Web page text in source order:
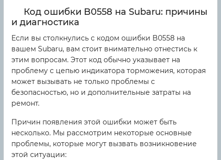
Код ошибки B0558 на Subaru: причины
и диагностика
Если вы столкнулись с кодом ошибки B0558 на
вашем Subaru, вам стоит внимательно отнестись к
этим вопросам. Этот код обычно указывает на
проблему с цепью индикатора торможения, которая
может вызывать не только проблемы с
безопасностью, но и дополнительные затраты на
ремонт.
Причин появления этой ошибки может быть
несколько. Мы рассмотрим некоторые основные
проблемы, которые могут вызвать возникновение
этой ситуации: